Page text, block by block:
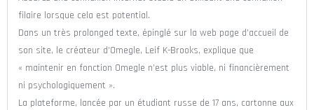
filaire lorsque cela est potential.
Dans un très prolonged texte, épinglé sur la web page d’accueil de
son site, le créateur d’Omegle, Leif K-Brooks, explique que
« maintenir en fonction Omegle n’est plus viable, ni financièrement
ni psychologiquement ».
La plateforme, lancée par un étudiant russe de 17 ans, cartonne aux